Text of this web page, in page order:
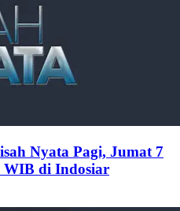
Nyata Pagi, Jumat 7
WIB di Indosiar